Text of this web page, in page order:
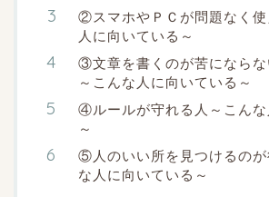
②スマホやＰＣが問題なく使
人に向いている～
③文章を書くのが苦にならな
～こんな人に向いている～
④ルールが守れる人～こんな
～
⑤人のいい所を見つけるのが
な人に向いている～